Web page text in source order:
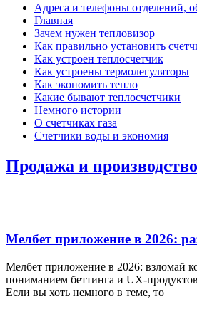
Адреса и телефоны отделений,
Главная
Зачем нужен тепловизор
Как правильно установить
Как устроен теплосчетчик
Как устроены термолегуляторы
Как экономить тепло
Какие бывают теплосчетчики
Немного истории
О счетчиках газа
Счетчики воды и экономия
Продажа и
Мелбет приложение в 2026:
Мелбет приложение в 2026: взломай
пониманием беттинга и UX-
Если вы хоть немного в теме, то